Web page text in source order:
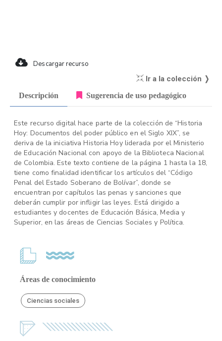
Descargar recurso
Ir a la colección ❭
Descripción Sugerencia de uso pedagógico
Este recurso digital hace parte de la colección de “Historia
Hoy: Documentos del poder público en el Siglo XIX”, se
deriva de la iniciativa Historia Hoy liderada por el Ministerio
de Educación Nacional con apoyo de la Biblioteca Nacional
de Colombia. Este texto contiene de la página 1 hasta la 18,
tiene como finalidad identificar los artículos del “Código
Penal del Estado Soberano de Bolívar”, donde se
encuentran por capítulos las penas y sanciones que
deberán cumplir por infligir las leyes. Está dirigido a
estudiantes y docentes de Educación Básica, Media y
Superior, en las áreas de Ciencias Sociales y Política.
Áreas de conocimiento
Ciencias sociales